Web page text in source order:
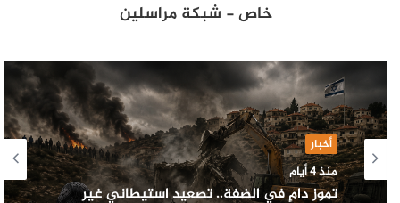
خاص - شبكة مراسلين
أخبار
منذ 4 أيام
تموز دامٍ في الضفة.. تصعيد استيطاني غير